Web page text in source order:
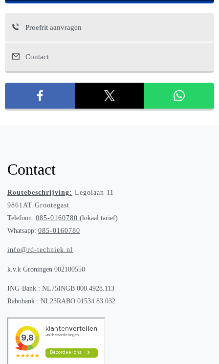
Proefrit aanvragen
Contact
Contact
Routebeschrijving: Legolaan 11
9861AT Grootegast
Telefoon: 085-0160780 (lokaal tarief)
Whatsapp: 085-0160780
info@rd-techniek.nl
k.v.k Groningen 002100550
ING-Bank : NL75INGB 000.4928.113
Rabobank : NL23RABO 01534.83.032